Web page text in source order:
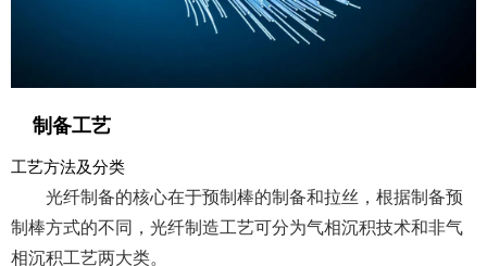
制备工艺
工艺方法及分类
光纤制备的核心在于预制棒的制备和拉丝，根据制备预
制棒方式的不同，光纤制造工艺可分为气相沉积技术和非气
相沉积工艺两大类。